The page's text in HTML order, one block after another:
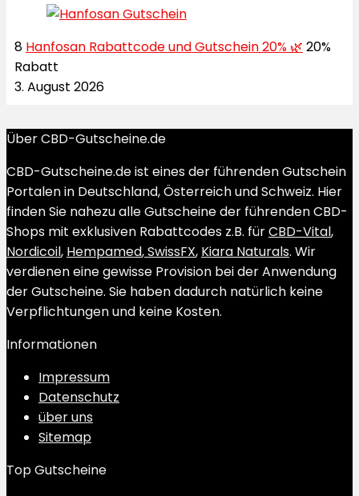
8 Hanfosan Rabattcode und Gutschein 20% 🌿 20%
Rabatt
3. August 2026
Über CBD-Gutscheine.de
CBD-Gutscheine.de ist eines der führenden Gutschein
Portalen in Deutschland, Österreich und Schweiz. Hier
finden Sie nahezu alle Gutscheine der führenden CBD-
Shops mit exklusiven Rabattcodes z.B. fürCBD-Vital,
Nordicoil, Hempamed,SwissFX, Kiara Naturals. Wir
verdienen eine gewisse Provision bei der Anwendung
der Gutscheine. Sie haben dadurch natürlich keine
Verpflichtungen und keine Kosten.
Informationen
Impressum
Datenschutz
über uns
Sitemap
Top Gutscheine